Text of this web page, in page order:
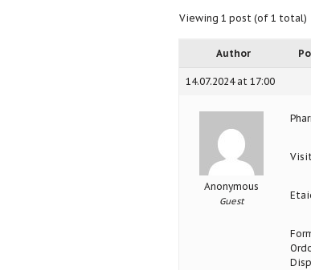
Viewing 1 post (of 1 total)
Author
14.07.2024 at 17:00
Anonymous
Guest